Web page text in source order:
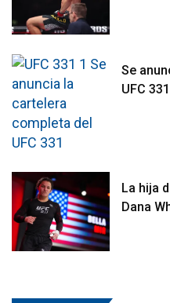
Se
UFC 331
La hija
Dana